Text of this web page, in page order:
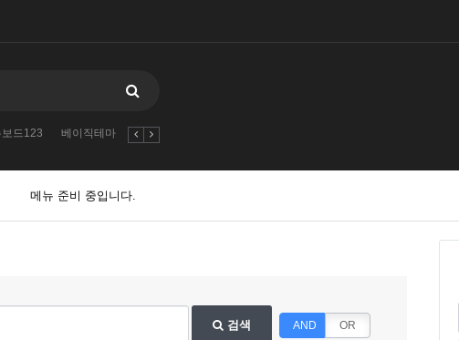
보드123 베이직테마 영카트
메뉴 준비 중입니다.
검색 AND OR